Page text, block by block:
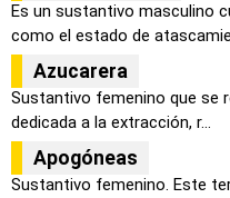
Es un sustantivo masculino
como el estado de
Azucarera
Sustantivo femenino que se
dedicada a la extracción, r...
Apogóneas
Sustantivo femenino. Este